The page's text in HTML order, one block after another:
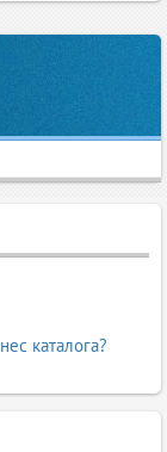
каталога?